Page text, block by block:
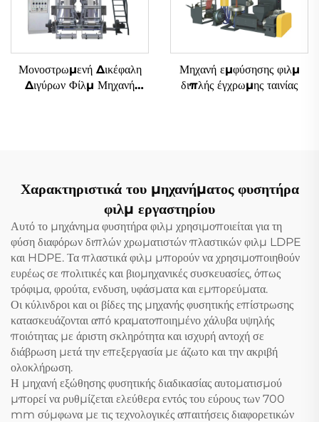
Μονοστρωμενή Δικέφαλη
Διγύρων Φίλμ Μηχανή
Μηχανή εμφύσησης φιλμ
διπλής έγχρωμης ταινίας
Χαρακτηριστικά του μηχανήματος φυσητήρα
φιλμ εργαστηρίου
Αυτό το μηχάνημα φυσητήρα φιλμ χρησιμοποιείται για τη
φύση διαφόρων διπλών χρωματιστών πλαστικών φιλμ LDPE
και HDPE. Τα πλαστικά φιλμ μπορούν να χρησιμοποιηθούν
ευρέως σε πολιτικές και βιομηχανικές συσκευασίες, όπως
τρόφιμα, φρούτα, ενδυση, υφάσματα και εμπορεύματα.
Οι κύλινδροι και οι βίδες της μηχανής φυσητικής επίστρωσης
κατασκευάζονται από κραματοποιημένο χάλυβα υψηλής
ποιότητας με άριστη σκληρότητα και ισχυρή αντοχή σε
διάβρωση μετά την επεξεργασία με άζωτο και την ακριβή
ολοκλήρωση.
Η μηχανή εξώθησης φυσητικής διαδικασίας αυτοματισμού
μπορεί να ρυθμίζεται ελεύθερα εντός του εύρους των 700
mm σύμφωνα με τις τεχνολογικές απαιτήσεις διαφορετικών